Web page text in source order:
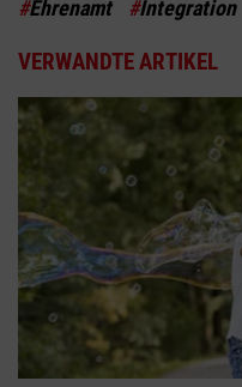
#Ehrenamt #Integration
VERWANDTE ARTIKEL